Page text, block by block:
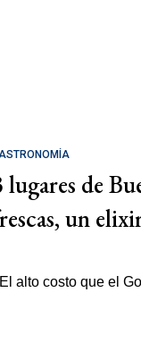
lugares de
un